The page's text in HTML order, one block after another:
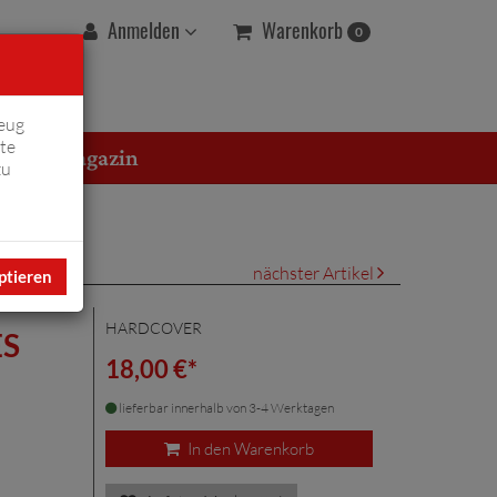
Anmelden Warenkorb 0
Magazin
nächster Artikel
HARDCOVER
18,00 €*
lieferbar innerhalb von 3-4 Werktagen
In den Warenkorb